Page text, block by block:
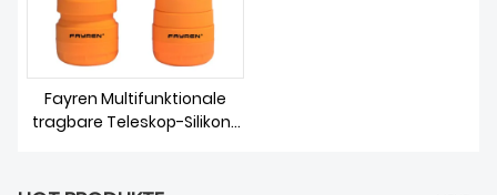
Fayren Multifunktionale
tragbare Teleskop-Silikon-